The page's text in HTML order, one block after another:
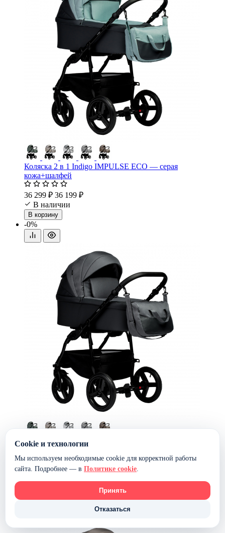
Коляска 2 в 1 Indigo IMPULSE ECO — серая
кожа+шалфей
36 299 ₽ 36 199 ₽
В наличии
В корзину
-0%
Коляска 2 в 1 Indigo IMPULSE ECO — серая
36 299 ₽ 36 199 ₽
В наличии
-0%
Cookie и технологии
Мы используем необходимые cookie для корректной работы
сайта. Подробнее — в Политике cookie.
Принять
Отказаться